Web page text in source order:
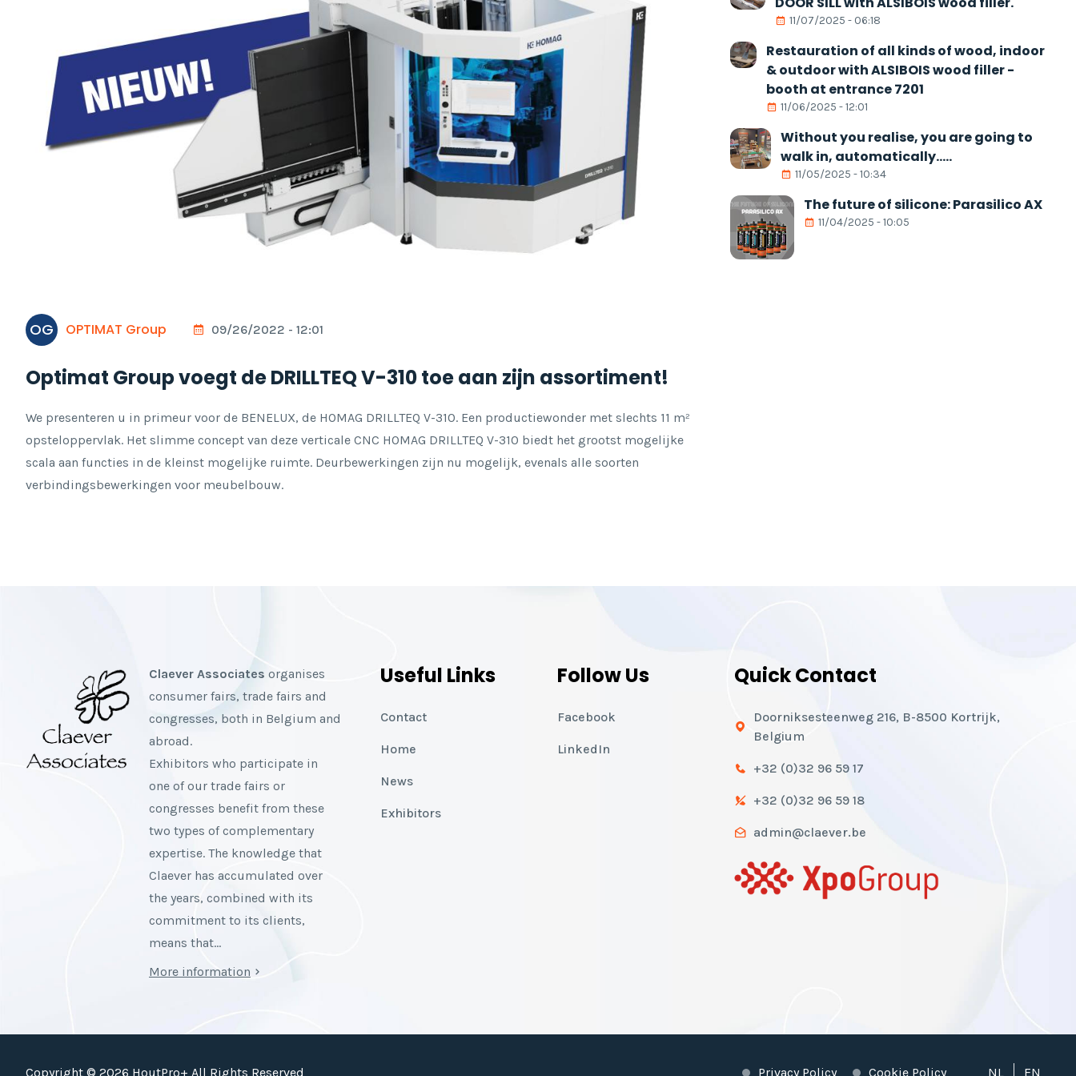
OG OPTIMAT Group 09/26/2022 - 12:01
Optimat Group voegt de DRILLTEQ V-310 toe aan zijn assortiment!
We presenteren u in primeur voor de BENELUX, de HOMAG DRILLTEQ V-310. Een productiewonder met slechts 11 m²
opsteloppervlak. Het slimme concept van deze verticale CNC HOMAG DRILLTEQ V-310 biedt het grootst mogelijke
scala aan functies in de kleinst mogelijke ruimte. Deurbewerkingen zijn nu mogelijk, evenals alle soorten
verbindingsbewerkingen voor meubelbouw.
11/07/2025 - 06:18
Restauration of all kinds of wood, indoor
& outdoor with ALSIBOIS wood filler -
booth at entrance 7201
11/06/2025 - 12:01
Without you realise, you are going to
walk in, automatically.....
11/05/2025 - 10:34
The future of silicone: Parasilico AX
11/04/2025 - 10:05
Claever Associates organises
consumer fairs, trade fairs and
congresses, both in Belgium and
abroad.
Exhibitors who participate in
one of our trade fairs or
congresses benefit from these
two types of complementary
expertise. The knowledge that
Claever has accumulated over
the years, combined with its
commitment to its clients,
means that…
More information
Useful Links
Contact
Home
News
Exhibitors
Follow Us
Facebook
LinkedIn
Quick Contact
Doorniksesteenweg 216, B-8500 Kortrijk,
Belgium
+32 (0)32 96 59 17
+32 (0)32 96 59 18
admin@claever.be
Copyright © 2026 HoutPro+ All Rights Reserved Privacy Policy Cookie Policy NL EN